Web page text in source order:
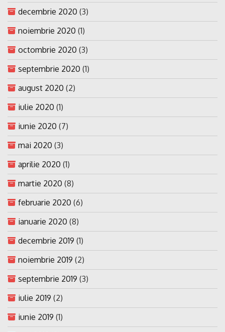
decembrie 2020 (3)
noiembrie 2020 (1)
octombrie 2020 (3)
septembrie 2020 (1)
august 2020 (2)
iulie 2020 (1)
iunie 2020 (7)
mai 2020 (3)
aprilie 2020 (1)
martie 2020 (8)
februarie 2020 (6)
ianuarie 2020 (8)
decembrie 2019 (1)
noiembrie 2019 (2)
septembrie 2019 (3)
iulie 2019 (2)
iunie 2019 (1)